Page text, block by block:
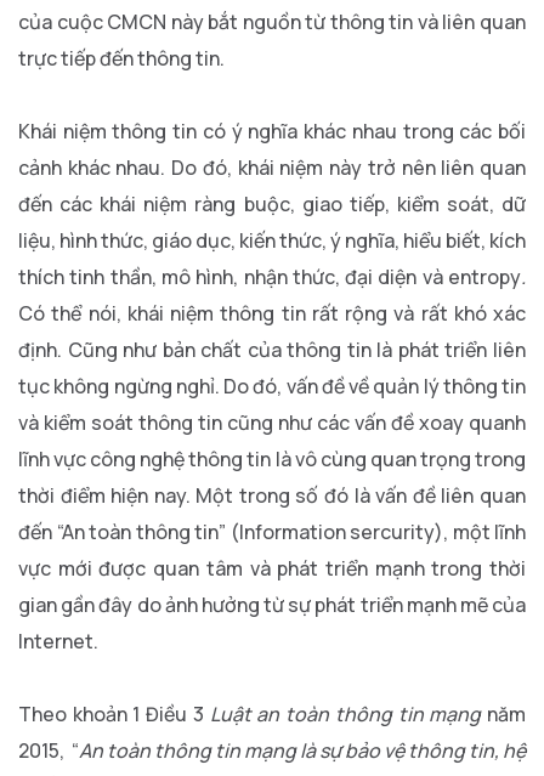
của cuộc CMCN này bắt nguồn từ thông tin và liên quan
trực tiếp đến thông tin.
Khái niệm thông tin có ý nghĩa khác nhau trong các bối
cảnh khác nhau. Do đó, khái niệm này trở nên liên quan
đến các khái niệm ràng buộc, giao tiếp, kiểm soát, dữ
liệu, hình thức, giáo dục, kiến thức, ý nghĩa, hiểu biết, kích
thích tinh thần, mô hình, nhận thức, đại diện và entropy.
Có thể nói, khái niệm thông tin rất rộng và rất khó xác
định. Cũng như bản chất của thông tin là phát triển liên
tục không ngừng nghỉ. Do đó, vấn đề về quản lý thông tin
và kiểm soát thông tin cũng như các vấn đề xoay quanh
lĩnh vực công nghệ thông tin là vô cùng quan trọng trong
thời điểm hiện nay. Một trong số đó là vấn đề liên quan
đến “An toàn thông tin” (Information sercurity), một lĩnh
vực mới được quan tâm và phát triển mạnh trong thời
gian gần đây do ảnh hưởng từ sự phát triển mạnh mẽ của
Internet.
Theo khoản 1 Điều 3 Luật an toàn thông tin mạngnăm
2015, “An toàn thông tin mạng là sự bảo vệ thông tin, hệ